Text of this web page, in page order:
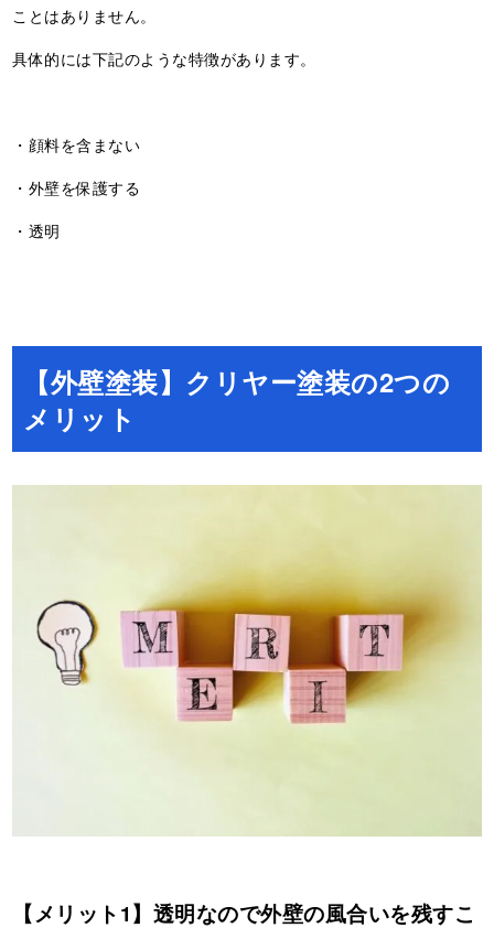
ことはありません。
具体的には下記のような特徴があります。
・顔料を含まない
・外壁を保護する
・透明
【外壁塗装】クリヤー塗装の2つの
メリット
【メリット1】透明なので外壁の風合いを残すこ